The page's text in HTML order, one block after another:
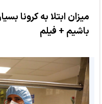
میزان ابتلا به کرونا
باشیم + فیلم